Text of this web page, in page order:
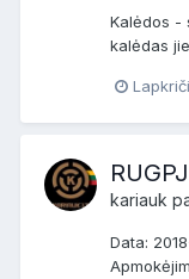
Kalėdos -
kalėdas
kariauk
Data: